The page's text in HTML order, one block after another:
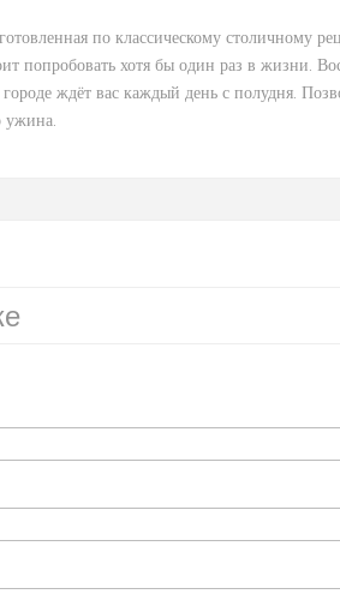
по классическому столичному
попробовать хотя бы один раз в жизни.
ждёт вас каждый день с полудня.
ужина.